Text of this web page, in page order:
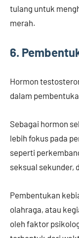
tulang untuk
merah.
6.
Hormon
dalam
Sebagai hormon
lebih fokus pada
seperti
seksual sekunder,
Pembentukan
olahraga, atau
oleh faktor